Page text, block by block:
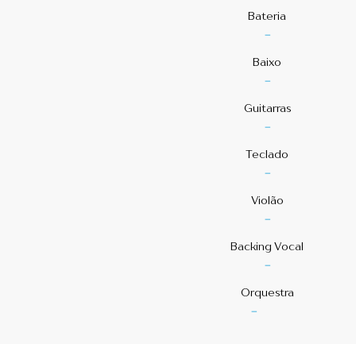
Bateria
-
Baixo
-
Guitarras
-
Teclado
-
Violão
-
⁠Backing Vocal
-
Orquestra
-